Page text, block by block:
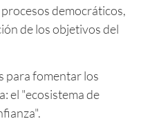
democráticos,
de los objetivos del
para fomentar los
el "ecosistema de